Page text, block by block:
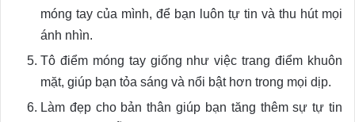
móng tay của mình, để bạn luôn tự tin và thu hút mọi
ánh nhìn.
Tô điểm móng tay giống như việc trang điểm khuôn
mặt, giúp bạn tỏa sáng và nổi bật hơn trong mọi dịp.
Làm đẹp cho bản thân giúp bạn tăng thêm sự tự tin